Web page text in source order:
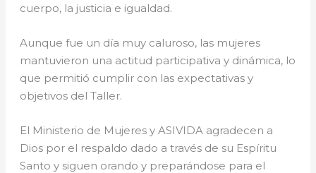
cuerpo, la justicia e igualdad.
Aunque fue un día muy caluroso, las mujeres
mantuvieron una actitud participativa y dinámica, lo
que permitió cumplir con las expectativas y
objetivos del Taller.
El Ministerio de Mujeres y ASIVIDA agradecen a
Dios por el respaldo dado a través de su Espíritu
Santo y siguen orando y preparándose para el